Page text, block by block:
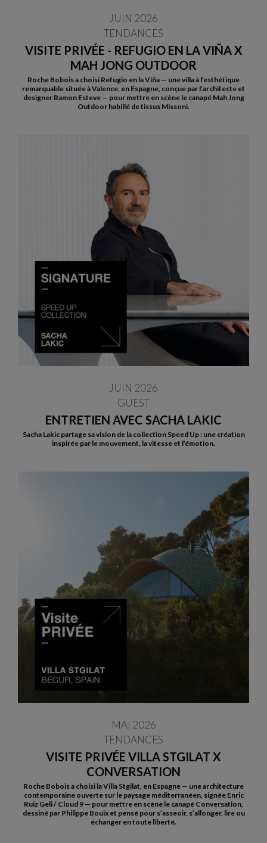
VISITE PRIVÉE - REFUGIO EN LA VIÑA X
MAH JONG OUTDOOR
JUIN 2026
TENDANCES
Roche Bobois a choisi Refugio en la Viña — une villa à l’esthétique
remarquable située à Valence, en Espagne, conçue par l’architecte et
designer Ramon Esteve — pour mettre en scène le canapé Mah Jong
Outdoor habillé de tissus Missoni.
ENTRETIEN AVEC SACHA LAKIC
JUIN 2026
GUEST
Sacha Lakic partage sa vision de la collection Speed Up : une création
inspirée par le mouvement, la vitesse et l’émotion.
VISITE PRIVÉE VILLA STGILAT X
CONVERSATION
MAI 2026
TENDANCES
Roche Bobois a choisi la Villa Stgilat, en Espagne — une architecture
contemporaine ouverte sur le paysage méditerranéen, signée Enric
Ruiz Geli / Cloud 9 — pour mettre en scène le canapé Conversation,
dessiné par Philippe Bouix et pensé pour s’asseoir, s’allonger, lire ou
échanger en toute liberté.